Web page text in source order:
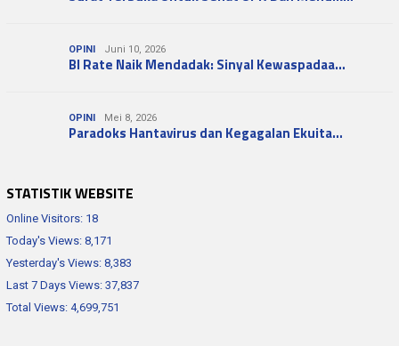
OPINI Juni 10, 2026
BI Rate Naik Mendadak: Sinyal Kewaspadaa…
OPINI Mei 8, 2026
Paradoks Hantavirus dan Kegagalan Ekuita…
STATISTIK WEBSITE
Online Visitors: 18
Today's Views: 8,171
Yesterday's Views: 8,383
Last 7 Days Views: 37,837
Total Views: 4,699,751